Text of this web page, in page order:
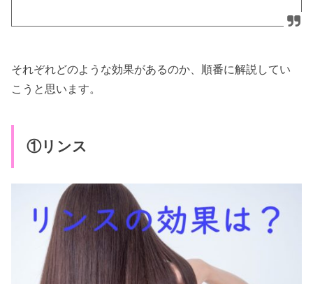
それぞれどのような効果があるのか、順番に解説してい
こうと思います。
①リンス